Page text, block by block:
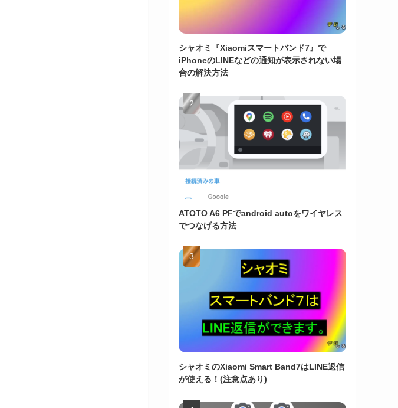
シャオミ『Xiaomiスマートバンド7』で
iPhoneのLINEなどの通知が表示されない場
合の解決方法
ATOTO A6 PFでandroid autoをワイヤレス
でつなげる方法
シャオミのXiaomi Smart Band7はLINE返信
が使える！(注意点あり)